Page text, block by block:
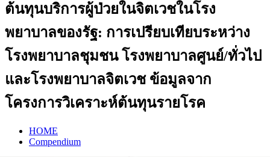
ต้นทุนบริการผู้ป่วยในจิตเวชในโรง
พยาบาลของรัฐ: การเปรียบเทียบระหว่าง
โรงพยาบาลชุมชน โรงพยาบาลศูนย์/ทั่วไป
และโรงพยาบาลจิตเวช ข้อมูลจาก
โครงการวิเคราะห์ต้นทุนรายโรค
HOME
Compendium